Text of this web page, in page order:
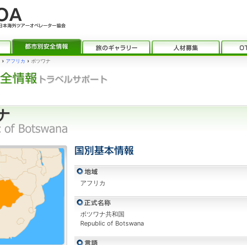
› アフリカ › ボツワナ
アフリカ
ボツワナ共和国
Republic of Botswana